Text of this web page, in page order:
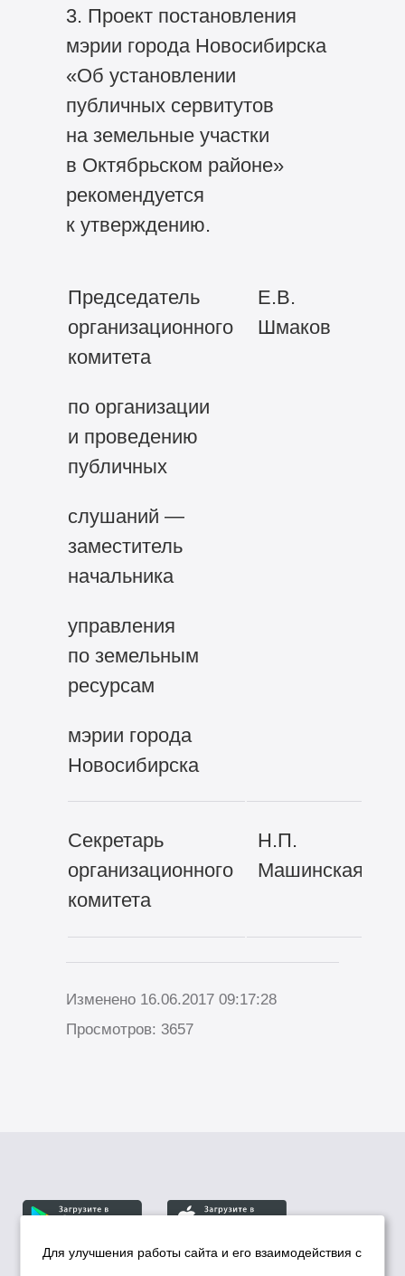
3. Проект постановления
мэрии города Новосибирска
«Об установлении
публичных сервитутов
на земельные участки
в Октябрьском районе»
рекомендуется
к утверждению.
Председатель
организационного
комитета
по организации
и проведению
публичных
слушаний —
заместитель
начальника
управления
по земельным
ресурсам
мэрии города
Новосибирска
Е.В.
Шмаков
Секретарь
организационного
комитета
Н.П.
Машинская
Изменено 16.06.2017 09:17:28
Просмотров: 3657
Для улучшения работы сайта и его взаимодействия с